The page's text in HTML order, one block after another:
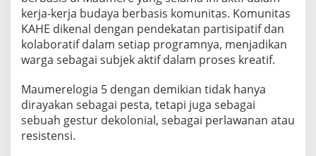
kerja-kerja budaya berbasis komunitas. Komunitas
KAHE dikenal dengan pendekatan partisipatif dan
kolaboratif dalam setiap programnya, menjadikan
warga sebagai subjek aktif dalam proses kreatif.
Maumerelogia 5 dengan demikian tidak hanya
dirayakan sebagai pesta, tetapi juga sebagai
sebuah gestur dekolonial, sebagai perlawanan atau
resistensi.